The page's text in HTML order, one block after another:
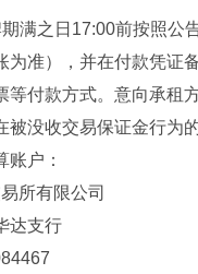
满之日17:00前按照公
为准），并在付款凭证
等付款方式。意向承租
被没收交易保证金行为
账户：
所有限公司
达支行